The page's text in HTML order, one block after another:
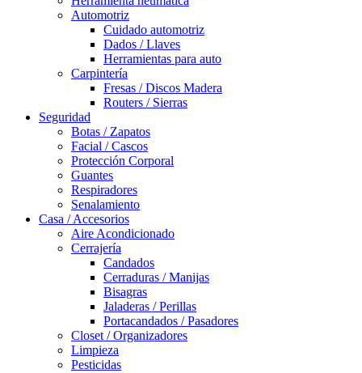
Automotriz
Cuidado automotriz
Dados / Llaves
Herramientas para auto
Carpintería
Fresas / Discos Madera
Routers / Sierras
Seguridad
Botas / Zapatos
Facial / Cascos
Protección Corporal
Guantes
Respiradores
Senalamiento
Casa / Accesorios
Aire Acondicionado
Cerrajería
Candados
Cerraduras / Manijas
Bisagras
Jaladeras / Perillas
Portacandados / Pasadores
Closet / Organizadores
Limpieza
Pesticidas